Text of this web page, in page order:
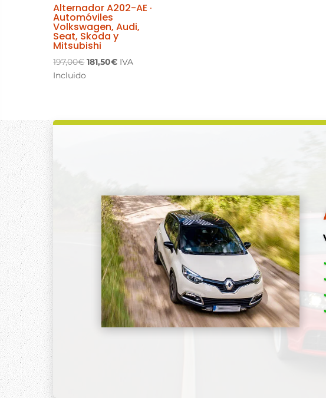
Alternador A202-AE ·
Automóviles
Volkswagen, Audi,
Seat, Skoda y
Mitsubishi
197,00€El
181,50€ElIVA
Incluido